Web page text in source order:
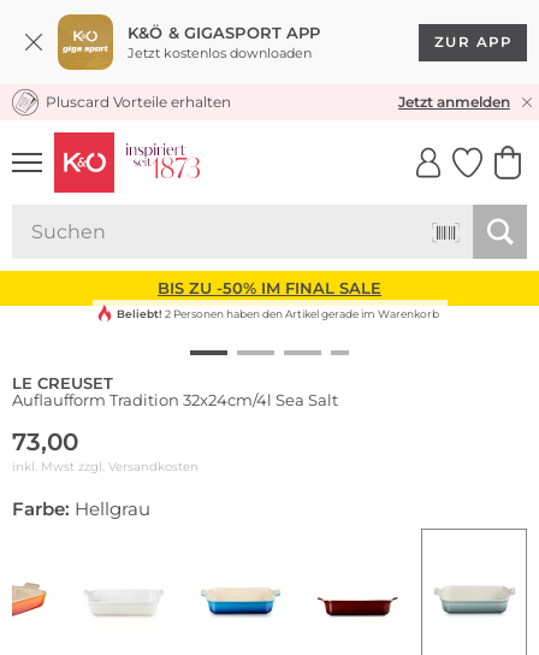
K&Ö & GIGASPORT APP
Jetzt kostenlos downloaden
ZUR APP
KOSTENLOSER VERSAND* & RÜCKVERSAND
Pluscard Vorteile erhalten Jetzt anmelden
UNSERE APP
CLICK &
BIS ZU -50% IM FINAL SALE
Beliebt! 2 Personen haben den Artikel gerade im Warenkorb
LE CREUSET
Auflaufform Tradition 32x24cm/4l Sea Salt
73,00
inkl. Mwst zzgl. Versandkosten
Farbe: Hellgrau